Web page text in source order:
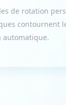
de rotation
contournent
automatique.